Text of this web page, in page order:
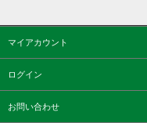
マイアカウント
ログイン
お問い合わせ